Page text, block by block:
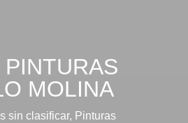
PINTURAS
MOLINA
sin clasificar, Pinturas